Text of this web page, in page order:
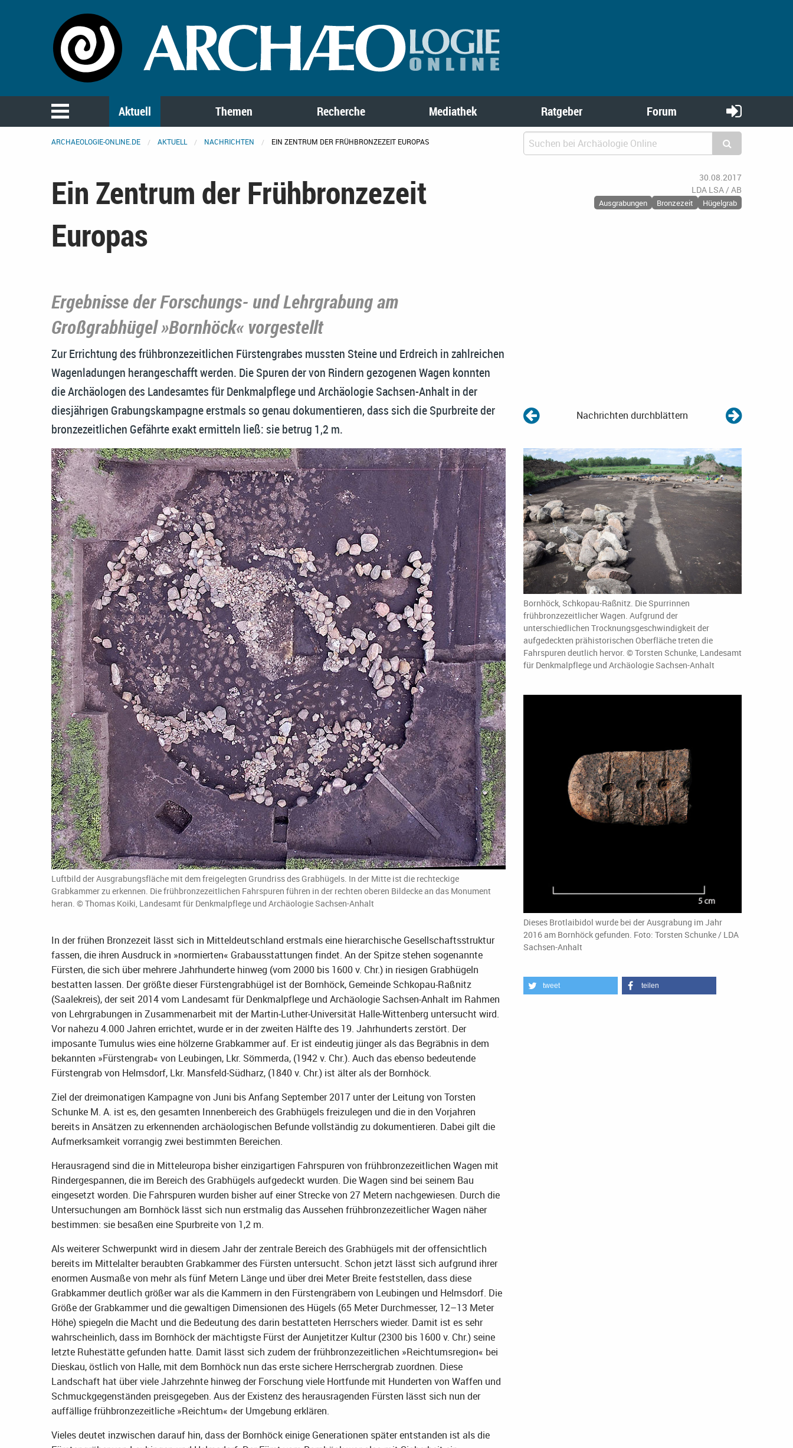
Aktuell Themen Recherche Mediathek Ratgeber Forum
ARCHAEOLOGIE-ONLINE.DE AKTUELL NACHRICHTEN EIN ZENTRUM DER FRÜHBRONZEZEIT EUROPAS
Ein Zentrum der Frühbronzezeit
Europas
30.08.2017
LDA LSA / AB
Ausgrabungen Bronzezeit Hügelgrab
Ergebnisse der Forschungs- und Lehrgrabung am
Großgrabhügel »Bornhöck« vorgestellt
Zur Errichtung des frühbronzezeitlichen Fürstengrabes mussten Steine und Erdreich in zahlreichen
Wagenladungen herangeschafft werden. Die Spuren der von Rindern gezogenen Wagen konnten
die Archäologen des Landesamtes für Denkmalpflege und Archäologie Sachsen-Anhalt in der
diesjährigen Grabungskampagne erstmals so genau dokumentieren, dass sich die Spurbreite der
bronzezeitlichen Gefährte exakt ermitteln ließ: sie betrug 1,2 m.
Nachrichten durchblättern
Luftbild der Ausgrabungsfläche mit dem freigelegten Grundriss des Grabhügels. In der Mitte ist die rechteckige
Grabkammer zu erkennen. Die frühbronzezeitlichen Fahrspuren führen in der rechten oberen Bildecke an das Monument
heran. © Thomas Koiki, Landesamt für Denkmalpflege und Archäologie Sachsen-Anhalt
In der frühen Bronzezeit lässt sich in Mitteldeutschland erstmals eine hierarchische Gesellschaftsstruktur
fassen, die ihren Ausdruck in »normierten« Grabausstattungen findet. An der Spitze stehen sogenannte
Fürsten, die sich über mehrere Jahrhunderte hinweg (vom 2000 bis 1600 v. Chr.) in riesigen Grabhügeln
bestatten lassen. Der größte dieser Fürstengrabhügel ist der Bornhöck, Gemeinde Schkopau-Raßnitz
(Saalekreis), der seit 2014 vom Landesamt für Denkmalpflege und Archäologie Sachsen-Anhalt im Rahmen
von Lehrgrabungen in Zusammenarbeit mit der Martin-Luther-Universität Halle-Wittenberg untersucht wird.
Vor nahezu 4.000 Jahren errichtet, wurde er in der zweiten Hälfte des 19. Jahrhunderts zerstört. Der
imposante Tumulus wies eine hölzerne Grabkammer auf. Er ist eindeutig jünger als das Begräbnis in dem
bekannten »Fürstengrab« von Leubingen, Lkr. Sömmerda, (1942 v. Chr.). Auch das ebenso bedeutende
Fürstengrab von Helmsdorf, Lkr. Mansfeld-Südharz, (1840 v. Chr.) ist älter als der Bornhöck.
Ziel der dreimonatigen Kampagne von Juni bis Anfang September 2017 unter der Leitung von Torsten
Schunke M. A. ist es, den gesamten Innenbereich des Grabhügels freizulegen und die in den Vorjahren
bereits in Ansätzen zu erkennenden archäologischen Befunde vollständig zu dokumentieren. Dabei gilt die
Aufmerksamkeit vorrangig zwei bestimmten Bereichen.
Herausragend sind die in Mitteleuropa bisher einzigartigen Fahrspuren von frühbronzezeitlichen Wagen mit
Rindergespannen, die im Bereich des Grabhügels aufgedeckt wurden. Die Wagen sind bei seinem Bau
eingesetzt worden. Die Fahrspuren wurden bisher auf einer Strecke von 27 Metern nachgewiesen. Durch die
Untersuchungen am Bornhöck lässt sich nun erstmalig das Aussehen frühbronzezeitlicher Wagen näher
bestimmen: sie besaßen eine Spurbreite von 1,2 m.
Als weiterer Schwerpunkt wird in diesem Jahr der zentrale Bereich des Grabhügels mit der offensichtlich
bereits im Mittelalter beraubten Grabkammer des Fürsten untersucht. Schon jetzt lässt sich aufgrund ihrer
enormen Ausmaße von mehr als fünf Metern Länge und über drei Meter Breite feststellen, dass diese
Grabkammer deutlich größer war als die Kammern in den Fürstengräbern von Leubingen und Helmsdorf. Die
Größe der Grabkammer und die gewaltigen Dimensionen des Hügels (65 Meter Durchmesser, 12–13 Meter
Höhe) spiegeln die Macht und die Bedeutung des darin bestatteten Herrschers wieder. Damit ist es sehr
wahrscheinlich, dass im Bornhöck der mächtigste Fürst der Aunjetitzer Kultur (2300 bis 1600 v. Chr.) seine
letzte Ruhestätte gefunden hatte. Damit lässt sich zudem der frühbronzezeitlichen »Reichtumsregion« bei
Dieskau, östlich von Halle, mit dem Bornhöck nun das erste sichere Herrschergrab zuordnen. Diese
Landschaft hat über viele Jahrzehnte hinweg der Forschung viele Hortfunde mit Hunderten von Waffen und
Schmuckgegenständen preisgegeben. Aus der Existenz des herausragenden Fürsten lässt sich nun der
auffällige frühbronzezeitliche »Reichtum« der Umgebung erklären.
Vieles deutet inzwischen darauf hin, dass der Bornhöck einige Generationen später entstanden ist als die
Bornhöck, Schkopau-Raßnitz. Die Spurrinnen
frühbronzezeitlicher Wagen. Aufgrund der
unterschiedlichen Trocknungsgeschwindigkeit der
aufgedeckten prähistorischen Oberfläche treten die
Fahrspuren deutlich hervor. © Torsten Schunke, Landesamt
für Denkmalpflege und Archäologie Sachsen-Anhalt
Dieses Brotlaibidol wurde bei der Ausgrabung im Jahr
2016 am Bornhöck gefunden. Foto: Torsten Schunke / LDA
Sachsen-Anhalt
tweet teilen